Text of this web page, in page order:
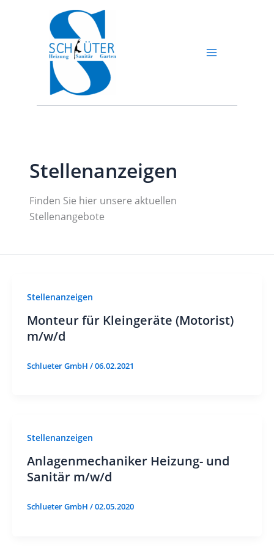
Stellenanzeigen
Finden Sie hier unsere aktuellen
Stellenangebote
Stellenanzeigen
Monteur für Kleingeräte (Motorist)
m/w/d
Schlueter GmbH /06.02.2021
Stellenanzeigen
Anlagenmechaniker Heizung- und
Sanitär m/w/d
Schlueter GmbH /02.05.2020